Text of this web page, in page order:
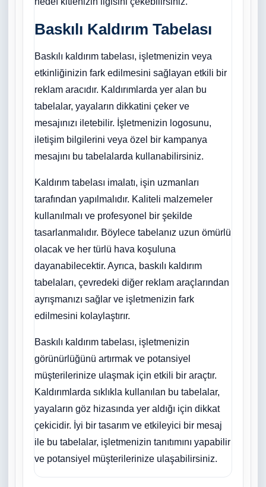
Baskılı Kaldırım Tabelası
Baskılı kaldırım tabelası, işletmenizin veya
etkinliğinizin fark edilmesini sağlayan etkili bir
reklam aracıdır. Kaldırımlarda yer alan bu
tabelalar, yayaların dikkatini çeker ve
mesajınızı iletebilir. İşletmenizin logosunu,
iletişim bilgilerini veya özel bir kampanya
mesajını bu tabelalarda kullanabilirsiniz.
Kaldırım tabelası imalatı, işin uzmanları
tarafından yapılmalıdır. Kaliteli malzemeler
kullanılmalı ve profesyonel bir şekilde
tasarlanmalıdır. Böylece tabelanız uzun ömürlü
olacak ve her türlü hava koşuluna
dayanabilecektir. Ayrıca, baskılı kaldırım
tabelaları, çevredeki diğer reklam araçlarından
ayrışmanızı sağlar ve işletmenizin fark
edilmesini kolaylaştırır.
Baskılı kaldırım tabelası, işletmenizin
görünürlüğünü artırmak ve potansiyel
müşterilerinize ulaşmak için etkili bir araçtır.
Kaldırımlarda sıklıkla kullanılan bu tabelalar,
yayaların göz hizasında yer aldığı için dikkat
çekicidir. İyi bir tasarım ve etkileyici bir mesaj
ile bu tabelalar, işletmenizin tanıtımını yapabilir
ve potansiyel müşterilerinize ulaşabilirsiniz.